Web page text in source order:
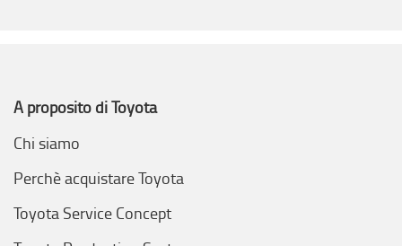
A proposito di Toyota
Chi siamo
Perchè acquistare Toyota
Toyota Service Concept